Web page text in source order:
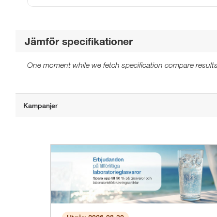
Jämför specifikationer
One moment while we fetch specification compare